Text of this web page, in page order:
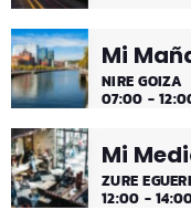
Mi
NIRE GOIZA
07:00 -
Mi
ZURE
12:00 -